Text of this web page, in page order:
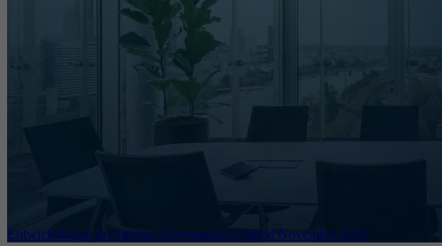
Entwicklungen im Internet Governance Umfeld November 2025